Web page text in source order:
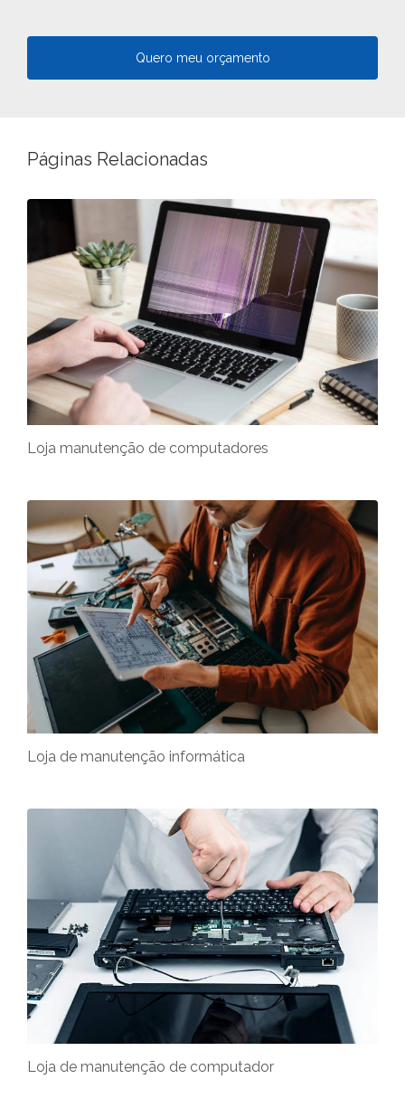
Quero meu orçamento
Páginas Relacionadas
Loja manutenção de computadores
Loja de manutenção informática
Loja de manutenção de computador